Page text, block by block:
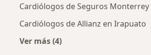
Cardiólogos de Seguros
Cardiólogos de Allianz en Irapuato
Ver más (4)